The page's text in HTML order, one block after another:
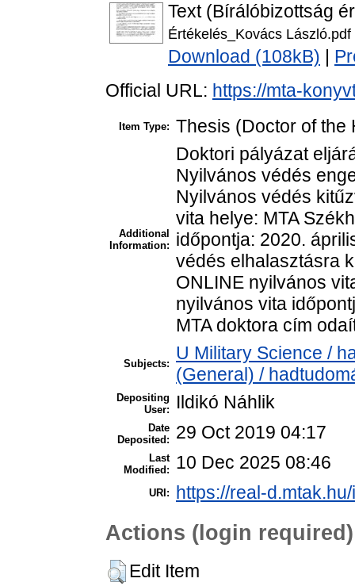
Text (Bírálóbizottság
Értékelés_Kovács László.pdf
Download (108kB)
Official URL: https://mta-
Item Type: Thesis (Doctor of the
Additional
Information:
Doktori pályázat
Nyilvános védés
Nyilvános védés
vita helye: MTA
időpontja: 2020.
védés elhalasztásra
ONLINE nyilvános
nyilvános vita
MTA doktora cím
Subjects:
U Military Science /
(General) /
Depositing
User:
Ildikó Náhlik
Date
Deposited:
29 Oct 2019 04:17
Last
Modified:
10 Dec 2025 08:46
URI: https://real-
Actions (login required)
Edit Item